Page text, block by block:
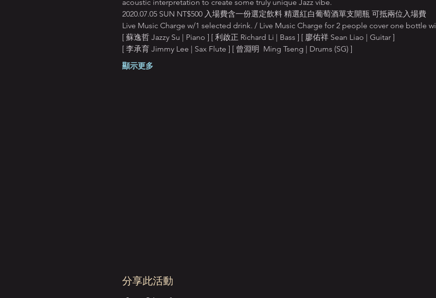
acoustic interpretation to create some truly unique Jazz vibe.
2020.07.05 SUN NT$500 入場費含一份選定飲料 精選紅白葡萄酒單支開瓶 可抵兩位入場費
Live Music Charge w/1 selected drink. / Live Music Charge for 2 people cover one bottle
[ 蘇逸哲 Jazzy Su | Piano ] [ 利啟正 Richard Li | Bass ] [ 廖佑祥 Sean Liao | Guitar ]
[ 李承育 Jimmy Lee | Sax Flute ] [ 曾淵明  Ming Tseng | Drums (SG) ]
顯示更多
分享此活動